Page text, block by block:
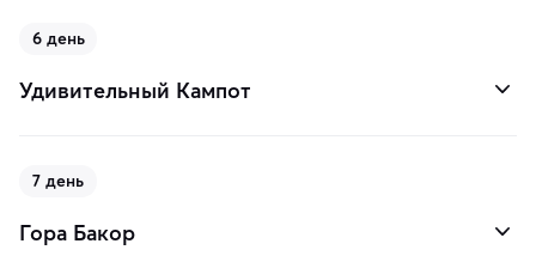
6 день
Удивительный Кампот
7 день
Гора Бакор